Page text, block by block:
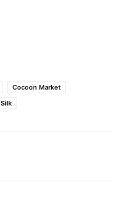
Cocoon Market
Silk